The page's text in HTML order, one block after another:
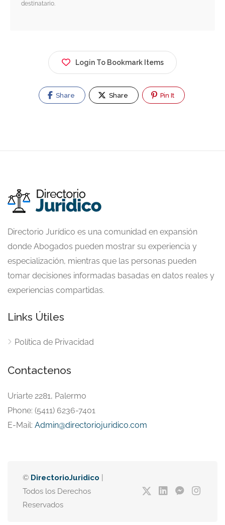
destinatario.
Login To Bookmark Items
Share Share Pin It
Directorio Jurídico es una comunidad en expansión
donde Abogados pueden mostrar su experiencia y
especialización, mientras que las personas pueden
tomar decisiones informadas basadas en datos reales y
experiencias compartidas.
Links Útiles
Política de Privacidad
Contactenos
Uriarte 2281, Palermo
Phone: (5411) 6236-7401
E-Mail: Admin@directoriojuridico.com
© DirectorioJuridico
Todos los Derechos
Reservados